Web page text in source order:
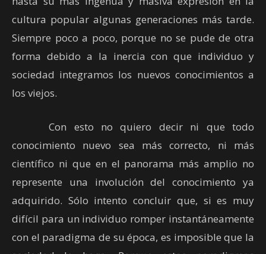
cultura popular algunas generaciones más tarde.
Siempre poco a poco, porque no se pude de otra
forma debido a la inercia con que individuo y
sociedad integramos los nuevos conocimientos a
los viejos.
Con esto no quiero decir ni que todo
conocimiento nuevo sea más correcto, ni más
científico ni que en el panorama más amplio no
represente una involución del conocimiento ya
adquirido. Sólo intento concluir que, si es muy
difícil para un individuo romper instantáneamente
con el paradigma de su época, es imposible que la